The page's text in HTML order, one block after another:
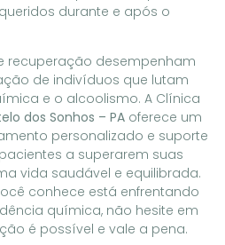
durante e após o
recuperação desempenham
de indivíduos que lutam
e o alcoolismo. A Clínica
dos Sonhos – PA oferece um
personalizado e suporte
a superarem suas
vida saudável e equilibrada.
conhece está enfrentando
química, não hesite em
é possível e vale a pena.